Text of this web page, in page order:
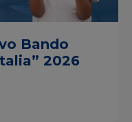
Bando
2026